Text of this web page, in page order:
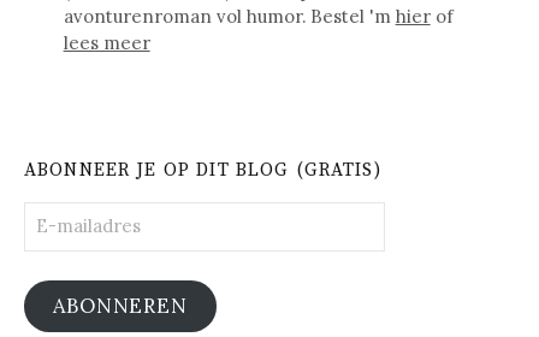
avonturenroman vol humor. Bestel 'm hierof
lees meer
ABONNEER JE OP DIT BLOG (GRATIS)
mailadres
ABONNEREN